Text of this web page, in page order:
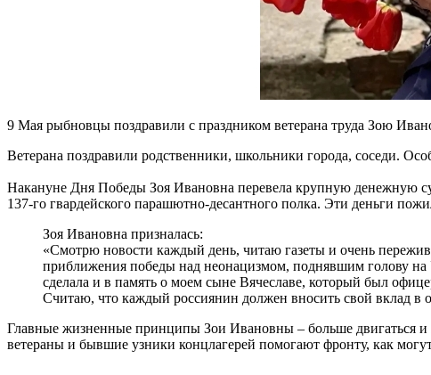
9 Мая рыбновцы поздравили с праздником ветерана труда Зою
Ветерана поздравили родственники, школьники города, соседи.
Накануне Дня Победы Зоя Ивановна перевела крупную денежную
137-го гвардейского парашютно-десантного полка. Эти деньги
Зоя Ивановна призналась:
«Смотрю новости каждый день, читаю газеты и очень
приближения победы над неонацизмом, поднявшим голову на
сделала и в память о моем сыне Вячеславе, который был
Считаю, что каждый россиянин должен вносить свой вклад в
Главные жизненные принципы Зои Ивановны – больше двигаться
ветераны и бывшие узники концлагерей помогают фронту, как